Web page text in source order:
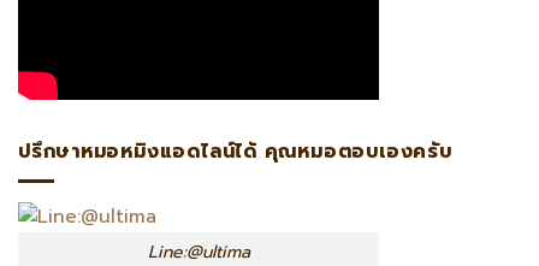
ปรึกษาหมอหมิงแอดไลน์ได้ คุณหมอตอบเองครับ
Line:@ultima